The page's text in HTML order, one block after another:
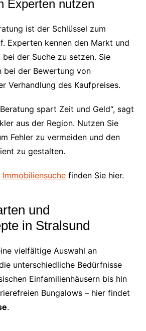
Experten nutzen
ist der Schlüssel zum
Experten kennen den Markt und
der Suche zu setzen. Sie
bei der Bewertung von
Verhandlung des Kaufpreises.
spart Zeit und Geld“, sagt
aus der Region. Nutzen Sie
Fehler zu vermeiden und den
zu gestalten.
Immobiliensuchefinden Sie hier.
und
in Stralsund
vielfältige Auswahl an
unterschiedliche Bedürfnisse
Einfamilienhäusern bis hin
Bungalows – hier findet
.